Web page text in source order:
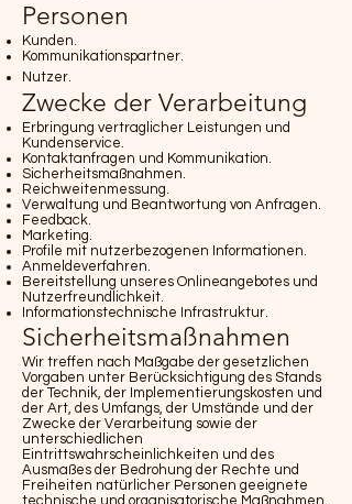
Personen
Kunden.
Kommunikationspartner.
Nutzer.
Zwecke der Verarbeitung
Erbringung vertraglicher Leistungen und
Kundenservice.
Kontaktanfragen und Kommunikation.
Sicherheitsmaßnahmen.
Reichweitenmessung.
Verwaltung und Beantwortung von Anfragen.
Feedback.
Marketing.
Profile mit nutzerbezogenen Informationen.
Anmeldeverfahren.
Bereitstellung unseres Onlineangebotes und
Nutzerfreundlichkeit.
Informationstechnische Infrastruktur.
Sicherheitsmaßnahmen
Wir treffen nach Maßgabe der gesetzlichen
Vorgaben unter Berücksichtigung des Stands
der Technik, der Implementierungskosten und
der Art, des Umfangs, der Umstände und der
Zwecke der Verarbeitung sowie der
unterschiedlichen
Eintrittswahrscheinlichkeiten und des
Ausmaßes der Bedrohung der Rechte und
Freiheiten natürlicher Personen geeignete
technische und organisatorische Maßnahmen,